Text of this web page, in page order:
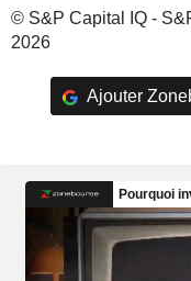
© S&P Capital IQ -
2026
Ajouter